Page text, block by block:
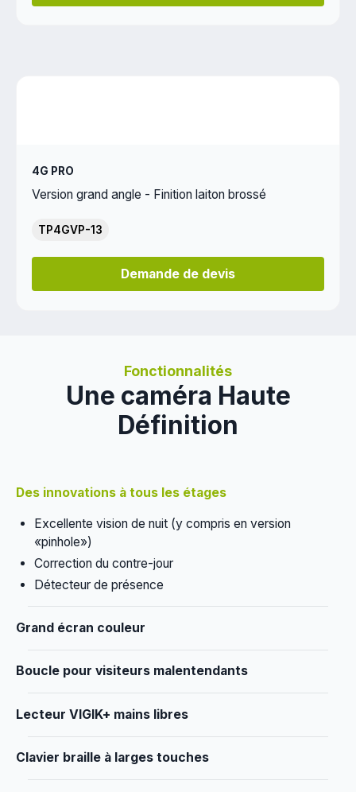
4G PRO
Version grand angle - Finition laiton brossé
TP4GVP-13
Demande de devis
Fonctionnalités
Une caméra Haute
Définition
Des innovations à tous les étages
Excellente vision de nuit (y compris en version
«pinhole»)
Correction du contre-jour
Détecteur de présence
Grand écran couleur
Boucle pour visiteurs malentendants
Lecteur VIGIK+ mains libres
Clavier braille à larges touches